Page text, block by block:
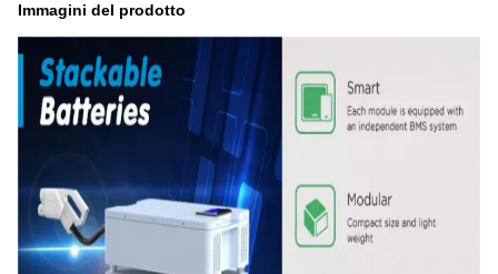
Immagini del prodotto